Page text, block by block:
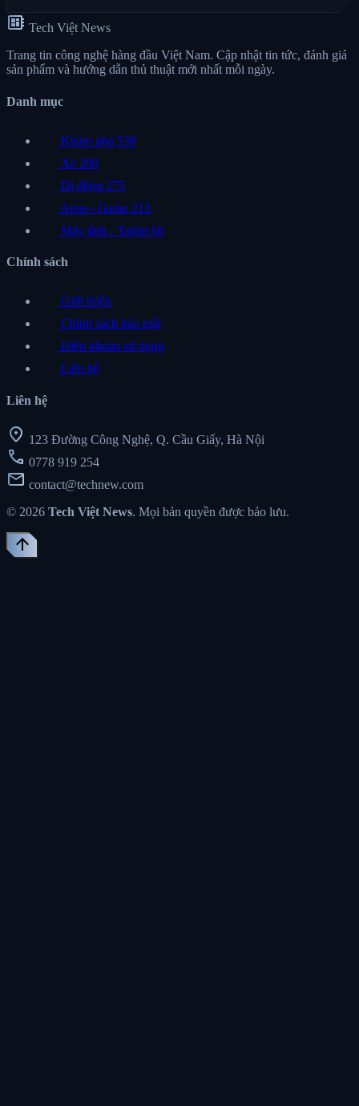
developer_board Tech Việt News
Trang tin công nghệ hàng đầu Việt Nam. Cập nhật tin tức, đánh giá
sản phẩm và hướng dẫn thủ thuật mới nhất mỗi ngày.
Danh mục
Khám phá 538
Xe 280
Di động 275
Apps - Game 213
Máy tính - Tablet 66
Chính sách
Giới thiệu
Chính sách bảo mật
Điều khoản sử dụng
Liên hệ
Liên hệ
location_on 123 Đường Công Nghệ, Q. Cầu Giấy, Hà Nội
call 0778 919 254
mail contact@technew.com
© 2026 Tech Việt News. Mọi bản quyền được bảo lưu.
arrow_upward